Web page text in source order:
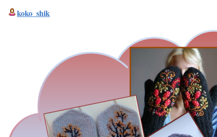
koko_shik